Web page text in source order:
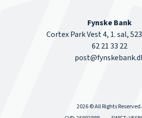
Fynske Bank
Cortex Park Vest 4, 1. sal,
62 21 33 22
2026 © All Rights Reserved.